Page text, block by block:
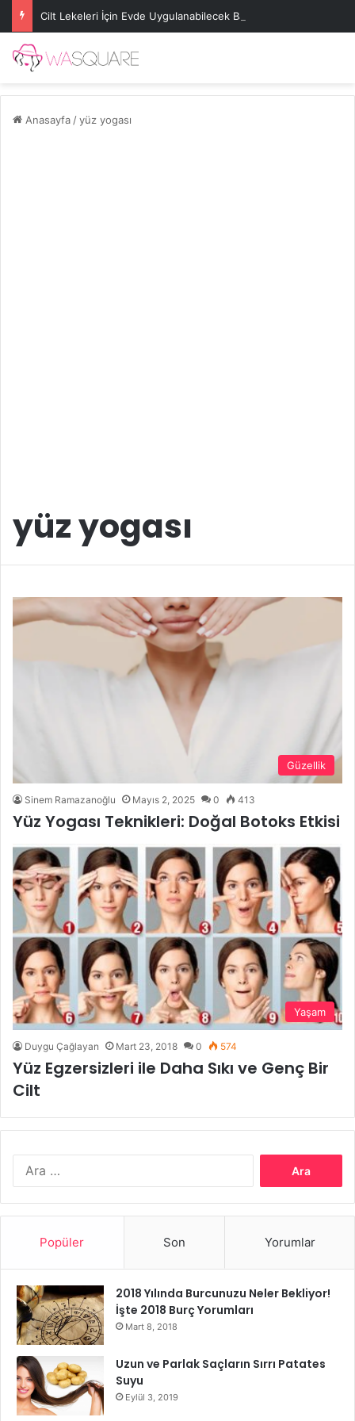
Cilt Lekeleri İçin Evde Uygulanabilecek Basit Maskeler
Anasayfa/yüz yogası
yüz yogası
Güzellik
Sinem Ramazanoğlu Mayıs 2, 2025 0 413
Yüz Yogası Teknikleri: Doğal Botoks Etkisi
Yaşam
Duygu Çağlayan Mart 23, 2018 0 574
Yüz Egzersizleri ile Daha Sıkı ve Genç Bir
Cilt
Popüler Son Yorumlar
2018 Yılında Burcunuzu Neler Bekliyor!
İşte 2018 Burç Yorumları
Mart 8, 2018
Uzun ve Parlak Saçların Sırrı Patates
Suyu
Eylül 3, 2019